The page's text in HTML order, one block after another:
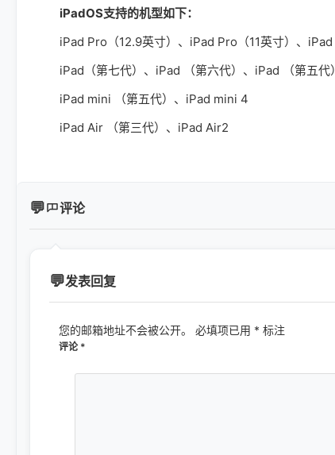
iPadOS支持的机型如下：
iPad Pro（12.9英寸）、iPad Pro（11英寸）、iPad
iPad（第七代）、iPad （第六代）、iPad （第五代）
iPad mini （第五代）、iPad mini 4
iPad Air （第三代）、iPad Air2
评论
发表回复
您的邮箱地址不会被公开。 必填项已用 * 标注
评论 *